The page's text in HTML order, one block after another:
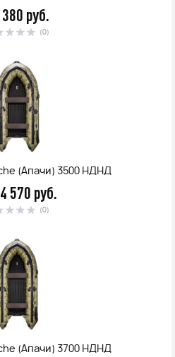
руб.
(0)
(Апачи) 3500 НДНД
570 руб.
(0)
(Апачи) 3700 НДНД